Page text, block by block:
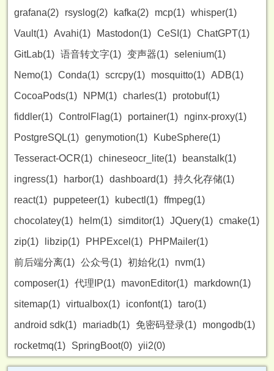
grafana(2)
rsyslog(2) kafka(2) mcp(1) whisper(1)
Vault(1) Avahi(1) Mastodon(1) CeSI(1) ChatGPT(1)
GitLab(1) 语音转文字(1) 变声器(1) selenium(1)
Nemo(1) Conda(1) scrcpy(1) mosquitto(1) ADB(1)
CocoaPods(1)
NPM(1) charles(1)
protobuf(1)
fiddler(1) ControlFlag(1) portainer(1)
nginx-proxy(1)
PostgreSQL(1) genymotion(1)
KubeSphere(1)
Tesseract-OCR(1) chineseocr_lite(1)
beanstalk(1)
ingress(1)
harbor(1) dashboard(1) 持久化存储(1)
react(1)
puppeteer(1) kubectl(1) ffmpeg(1)
chocolatey(1)
helm(1) simditor(1) JQuery(1) cmake(1)
zip(1)
libzip(1) PHPExcel(1)
PHPMailer(1)
前后端分离(1) 公众号(1) 初始化(1)
nvm(1)
composer(1) 代理IP(1) mavonEditor(1)
markdown(1)
sitemap(1) virtualbox(1) iconfont(1) taro(1)
android sdk(1)
mariadb(1) 免密码登录(1)
mongodb(1)
rocketmq(1)
SpringBoot(0) yii2(0)